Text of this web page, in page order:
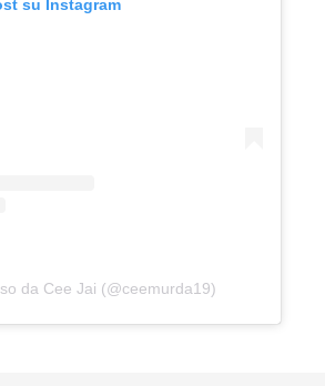
su Instagram
da Cee Jai (@ceemurda19)